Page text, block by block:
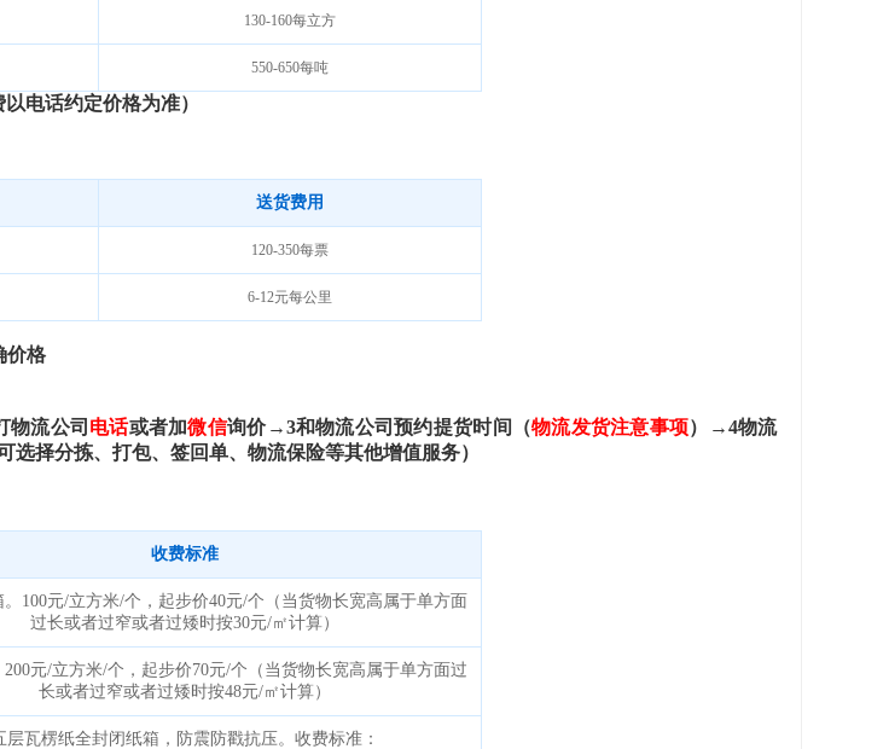
130-160每立方
550-650每吨
电话约定价格为准）
送货费用
120-350每票
6-12元每公里
价格
物流公司 电话或者加微信询价→3和物流公司预约提货时间（物流发货注意事项）→4物流
选择分拣、打包、签回单、物流保险等其他增值服务）
收费标准
100元/立方米/个，起步价40元/个（当货物长宽高属于单方面
过长或者过窄或者过矮时按30元/㎡计算）
200元/立方米/个，起步价70元/个（当货物长宽高属于单方面过
长或者过窄或者过矮时按48元/㎡计算）
层瓦楞纸全封闭纸箱，防震防戳抗压。收费标准：